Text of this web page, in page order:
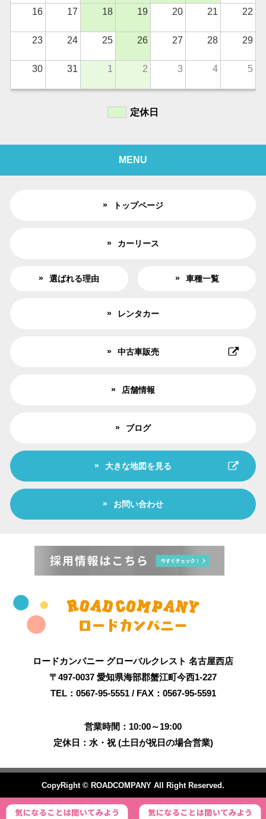
16 17 18 19 20 21 22
23 24 25 26 27 28 29
30 31 1 2 3 4 5
定休日
MENU
トップページ
カーリース
選ばれる理由 車種一覧
レンタカー
中古車販売
店舗情報
ブログ
大きな地図を見る
お問い合わせ
ロードカンパニー グローバルクレスト 名古屋西店
〒497-0037 愛知県海部郡蟹江町今西1-227
TEL：0567-95-5551 / FAX：0567-95-5591
営業時間：10:00～19:00
定休日：水・祝 (土日が祝日の場合営業)
CopyRight © ROADCOMPANY All Right Reserved.